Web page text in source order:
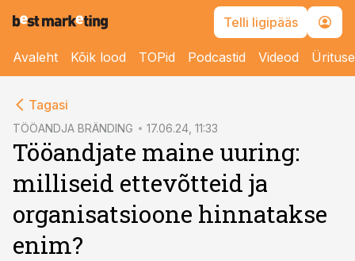
Telli ligipääs
Avaleht Kõik lood TOPid Podcastid Videod
Tagasi
TÖÖANDJA BRÄNDING 17.06.24, 11:33
Tööandjate maine uuring:
milliseid ettevõtteid ja
organisatsioone hinnatakse
enim?